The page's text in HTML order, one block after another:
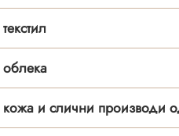
и слични производи